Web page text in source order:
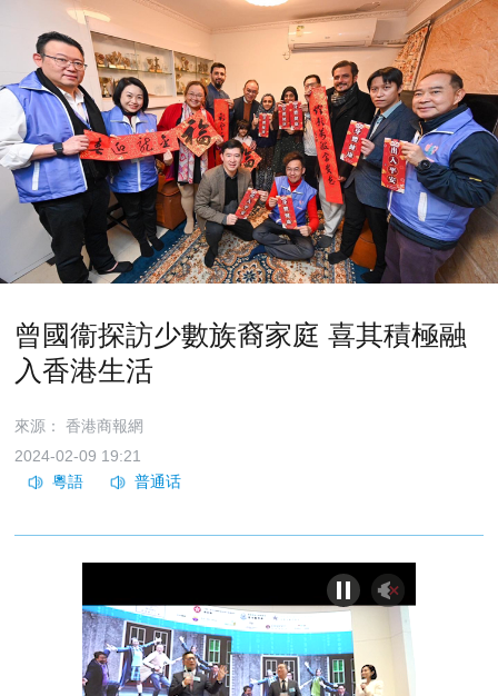
曾國衞探訪少數族裔家庭 喜其積極融
入香港生活
來源： 香港商報網
2024-02-09 19:21